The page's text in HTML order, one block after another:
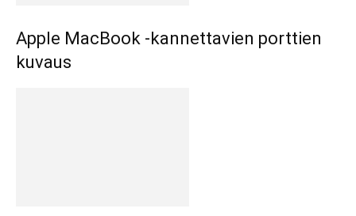
Apple MacBook -kannettavien porttien
kuvaus